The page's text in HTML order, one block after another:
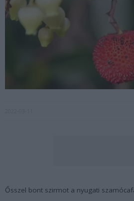
Ősszel bont szirmot a nyugati